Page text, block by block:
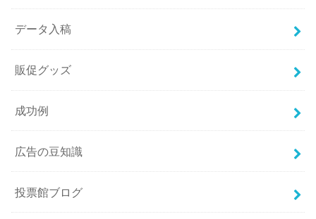
データ入稿
販促グッズ
成功例
広告の豆知識
投票館ブログ